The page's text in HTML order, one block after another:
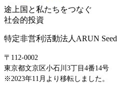
途上国と私たちをつなぐ
社会的投資
特定非営利活動法人ARUN Seed
〒112-0002
東京都文京区小石川3丁目4番14号
※2023年11月より移転しました。